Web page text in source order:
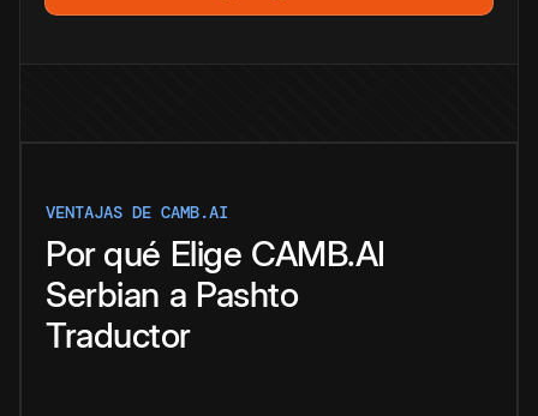
VENTAJAS DE CAMB.AI
Por qué Elige CAMB.AI
Serbian a Pashto
Traductor